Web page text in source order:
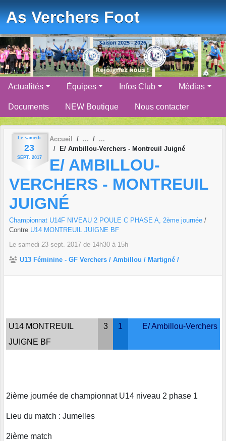
As Verchers Foot
Actualités Équipes Infos Club Médias
Documents NEW Boutique Nous contacter
Le samedi
23
SEPT. 2017
Accueil
E/ Ambillou-Verchers - Montreuil Juigné
E/ AMBILLOU-
VERCHERS - MONTREUIL
JUIGNÉ
Championnat U14F NIVEAU 2 POULE C PHASE A, 2ème journée /
Contre U14 MONTREUIL JUIGNE BF
Le samedi 23 sept. 2017 de 14h30 à 15h
U13 Féminine - GF Verchers / Ambillou / Martigné /
U14 MONTREUIL
JUIGNE BF
3 1 E/ Ambillou-Verchers
2ième journée de championnat U14 niveau 2 phase 1
Lieu du match : Jumelles
2ième match